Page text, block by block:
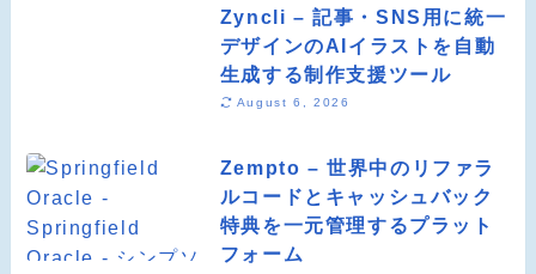
Zyncli – 記事・SNS用に統一
デザインのAIイラストを自動
生成する制作支援ツール
August 6, 2026
Zempto – 世界中のリファラ
ルコードとキャッシュバック
特典を一元管理するプラット
フォーム